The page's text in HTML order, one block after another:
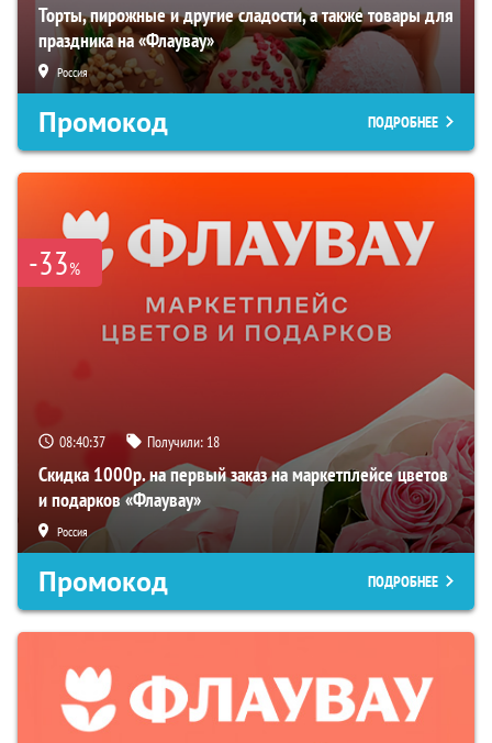
Торты, пирожные и другие сладости, а также товары для
праздника на «Флаувау»
Россия
Промокод ПОДРОБНЕЕ
-33%
08:40:36 Получили: 18
Скидка 1000р. на первый заказ на маркетплейсе цветов
и подарков «Флаувау»
Россия
Промокод ПОДРОБНЕЕ